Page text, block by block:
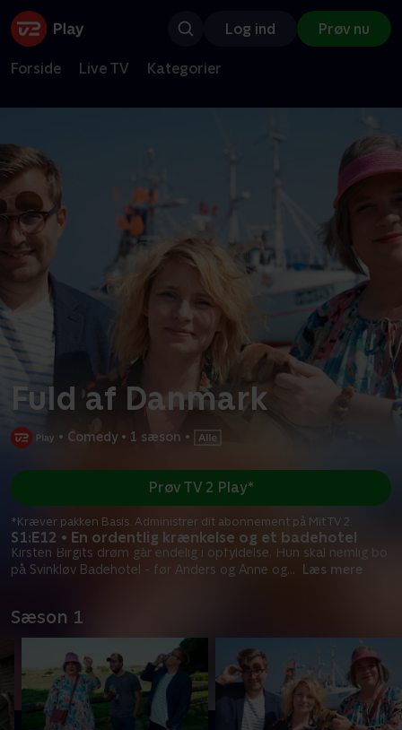
Log ind Prøv nu
Forside Live TV Kategorier
Fuld af Danmark
• Comedy • 1 sæson •
S1:E12 • En ordentlig krænkelse og et badehotel
Kirsten Birgits drøm går endelig i opfyldelse. Hun skal nemlig bo
på Svinkløv Badehotel - før Anders og Anne og... Læs mere
Prøv TV 2 Play*
*Kræver pakken Basis. Administrer dit abonnement på Mit TV 2.
Sæson 1